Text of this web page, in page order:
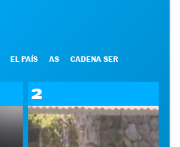
EL PAÍS AS CADENA SER
2